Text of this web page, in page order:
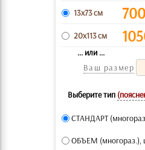
13x73 см 700
20x113 см
... или ...
Ваш размер
Выберите тип
СТАНДАРТ
ОБЪЕМ (многораз.),